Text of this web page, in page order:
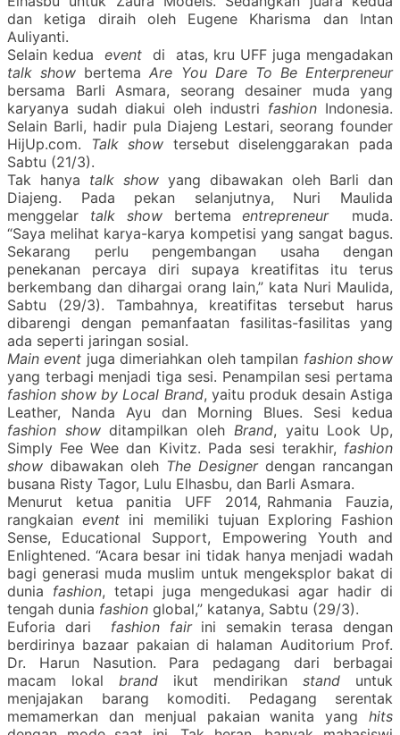
dan ketiga diraih oleh Eugene Kharisma dan Intan
Auliyanti.
Selain kedua event di atas, kru UFF juga mengadakan
talk show bertemaAre You Dare To Be Enterpreneur
bersama Barli Asmara, seorang desainer muda yang
karyanya sudah diakui oleh industri fashion Indonesia.
Selain Barli, hadir pula Diajeng Lestari, seorang founder
HijUp.com.
Talk show tersebut diselenggarakan pada
Sabtu (21/3).
Tak hanya talk show yang dibawakan oleh Barli dan
Diajeng. Pada pekan selanjutnya, Nuri Maulida
menggelar talk showbertemaentrepreneurmuda.
“Saya melihat karya-karya kompetisi yang sangat bagus.
Sekarang perlu pengembangan usaha dengan
penekanan percaya diri supaya kreatifitas itu terus
berkembang dan dihargai orang lain,” kata Nuri Maulida,
Sabtu (29/3). Tambahnya, kreatifitas tersebut harus
dibarengi dengan pemanfaatan fasilitas-fasilitas yang
ada seperti jaringan sosial.
Main event juga dimeriahkan oleh tampilan fashion show
yang terbagi menjadi tiga sesi. Penampilan sesi pertama
fashion show by Local Brand, yaitu produk desain Astiga
Leather, Nanda Ayu dan Morning Blues. Sesi kedua
fashion showditampilkan oleh Brand, yaitu Look Up,
Simply Fee Wee dan Kivitz. Pada sesi terakhir, fashion
show dibawakan oleh The Designerdengan rancangan
busana Risty Tagor, Lulu Elhasbu, dan Barli Asmara.
Menurut ketua panitia UFF 2014, Rahmania Fauzia,
rangkaianevent ini memiliki tujuan Exploring Fashion
Sense, Educational Support, Empowering Youth and
Enlightened. “Acara besar ini tidak hanya menjadi wadah
bagi generasi muda muslim untuk mengeksplor bakat di
dunia fashion, tetapi juga mengedukasi agar hadir di
tengah dunia fashion global,” katanya, Sabtu (29/3).
Euforia dari fashion fairini semakin terasa dengan
berdirinya bazaar pakaian di halaman Auditorium Prof.
Dr. Harun Nasution. Para pedagang dari berbagai
macam lokal brand ikut mendirikan stand untuk
menjajakan barang komoditi. Pedagang serentak
memamerkan dan menjual pakaian wanita yang hits